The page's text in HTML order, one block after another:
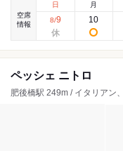
空席
情報
日
8/9
月
10
ペッシェ ニトロ
肥後橋駅 249m / イタリアン